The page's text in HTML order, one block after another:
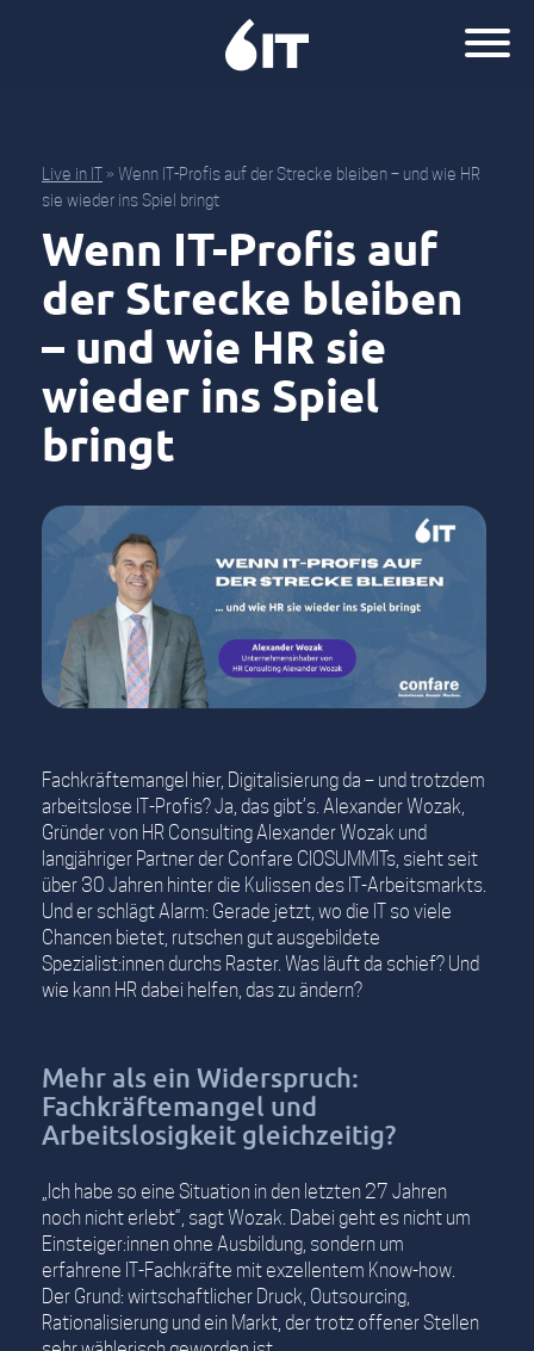
Live in IT » Wenn IT-Profis auf der Strecke bleiben – und wie HR
sie wieder ins Spiel bringt
Wenn IT-Profis auf
der Strecke bleiben
– und wie HR sie
wieder ins Spiel
bringt
Fachkräftemangel hier, Digitalisierung da – und trotzdem
arbeitslose IT-Profis? Ja, das gibt’s. Alexander Wozak,
Gründer von HR Consulting Alexander Wozak und
langjähriger Partner der Confare CIOSUMMITs, sieht seit
über 30 Jahren hinter die Kulissen des IT-Arbeitsmarkts.
Und er schlägt Alarm: Gerade jetzt, wo die IT so viele
Chancen bietet, rutschen gut ausgebildete
Spezialist:innen durchs Raster. Was läuft da schief? Und
wie kann HR dabei helfen, das zu ändern?
Mehr als ein Widerspruch:
Fachkräftemangel und
Arbeitslosigkeit gleichzeitig?
„Ich habe so eine Situation in den letzten 27 Jahren
noch nicht erlebt“, sagt Wozak. Dabei geht es nicht um
Einsteiger:innen ohne Ausbildung, sondern um
erfahrene IT-Fachkräfte mit exzellentem Know-how.
Der Grund: wirtschaftlicher Druck, Outsourcing,
Rationalisierung und ein Markt, der trotz offener Stellen